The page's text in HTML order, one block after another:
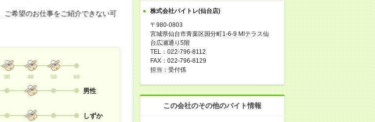
希望のお仕事をご紹介できない可
30 40 50 60
男性
しずか
株式会社バイトレ(仙台店)
〒980-0803
宮城県仙台市青葉区国分町1-6-9 MIテラス仙
台広瀬通り5階
TEL：022-796-8112
FAX：022-796-8129
担当：受付係
この会社のその他のバイト情報